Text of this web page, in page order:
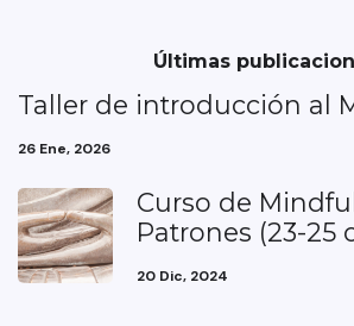
Últimas
Taller de introducción al
26 Ene, 2026
Curso de
Patrones (23-25
20 Dic, 2024